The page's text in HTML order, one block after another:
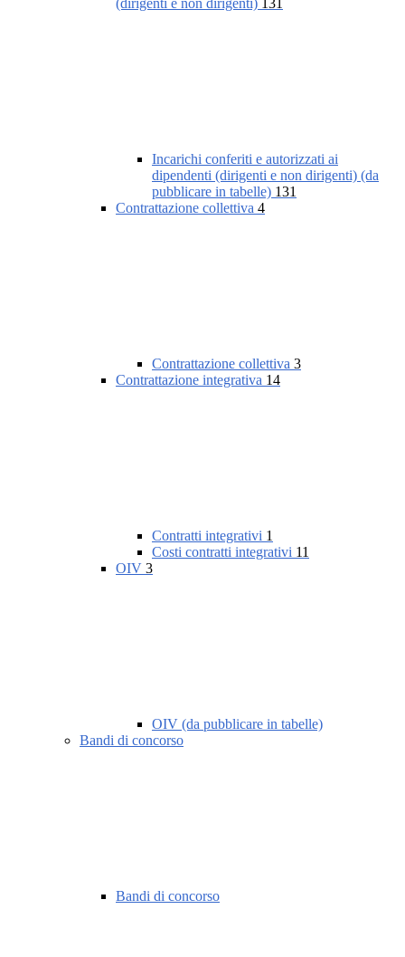
(dirigenti e non dirigenti) 131
Incarichi conferiti e autorizzati ai
dipendenti (dirigenti e non dirigenti) (da
pubblicare in tabelle) 131
Contrattazione collettiva 4
Contrattazione collettiva 3
Contrattazione integrativa 14
Contratti integrativi 1
Costi contratti integrativi 11
OIV 3
OIV (da pubblicare in tabelle)
Bandi di concorso
Bandi di concorso